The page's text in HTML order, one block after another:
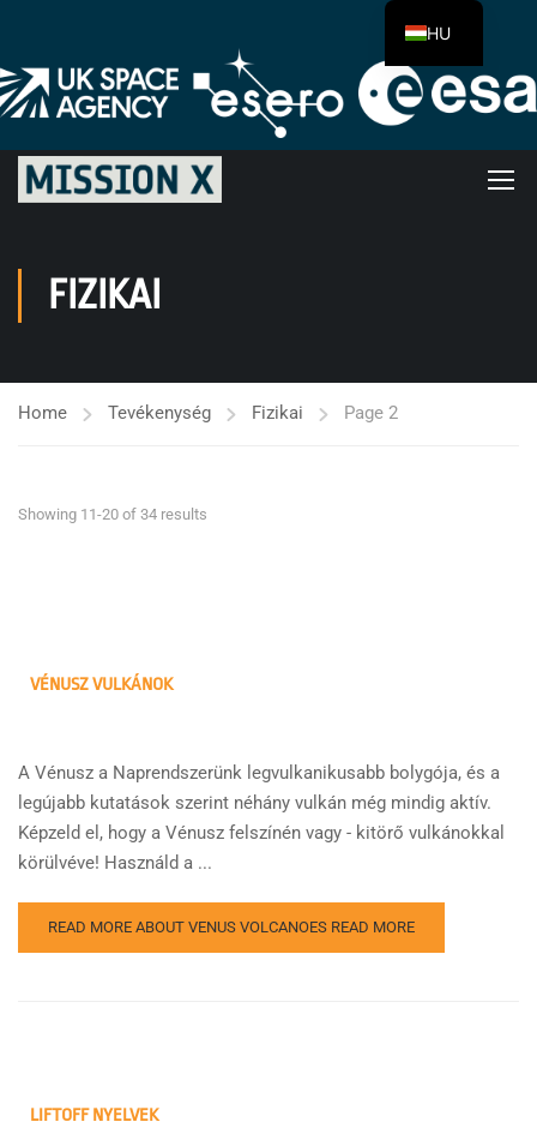
FIZIKAI
Home Tevékenység Fizikai Page 2
Showing 11-20 of 34 results
VÉNUSZ VULKÁNOK
A Vénusz a Naprendszerünk legvulkanikusabb bolygója, és a
legújabb kutatások szerint néhány vulkán még mindig aktív.
Képzeld el, hogy a Vénusz felszínén vagy - kitörő vulkánokkal
körülvéve! Használd a ...
READ MORE ABOUT VENUS VOLCANOES READ MORE
LIFTOFF NYELVEK
HU